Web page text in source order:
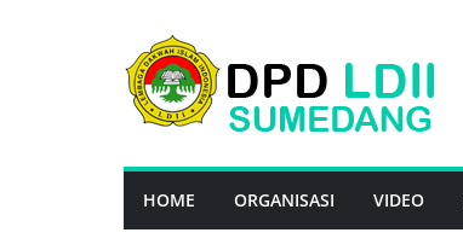
HOME ORGANISASI VIDEO